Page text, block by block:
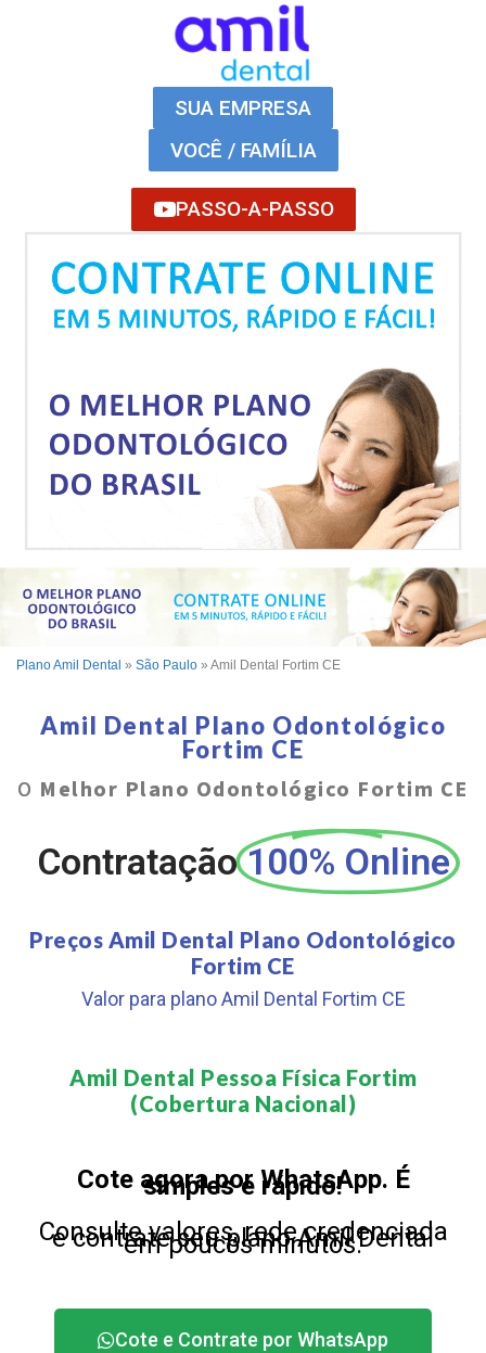
SUA EMPRESA
VOCÊ / FAMÍLIA
PASSO-A-PASSO
Plano Amil Dental » São Paulo » Amil Dental Fortim CE
Amil Dental Plano Odontológico
Fortim CE
O Melhor Plano Odontológico Fortim CE
Contratação 100% Online
Preços Amil Dental Plano Odontológico
Fortim CE
Valor para plano Amil Dental Fortim CE
Amil Dental Pessoa Física Fortim
(Cobertura Nacional)​
Cote agora por WhatsApp. É
simples e rápido!
Consulte valores, rede credenciada
e contrate seu plano Amil Dental
em poucos minutos.
Cote e Contrate por WhatsApp